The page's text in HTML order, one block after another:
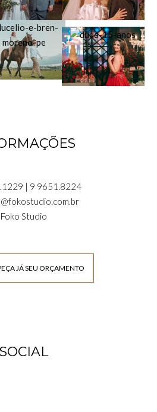
| 9 9651.8224
Foko Studio
JÁ SEU ORÇAMENTO
SOCIAL